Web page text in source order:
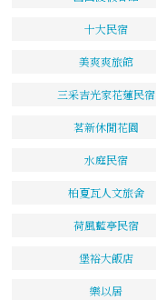
十大民宿
美爽爽旅館
三采吉光家花蓮民宿
茗新休閒花園
水庭民宿
柏夏瓦人文旅舍
荷風藍亭民宿
堡裕大飯店
樂以居